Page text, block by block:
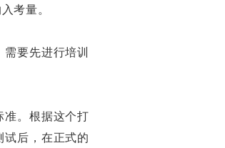
考量。
要先进行培训
准。根据这个打
试后，在正式的